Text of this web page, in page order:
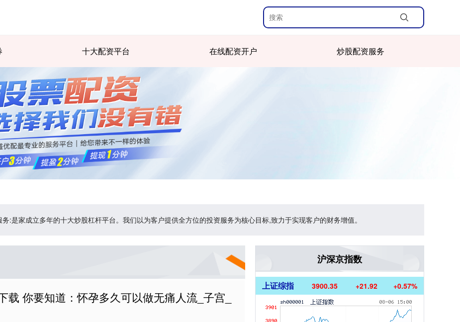
十大配资平台 在线配资开户 炒股配资服务
:是家成立多年的十大炒股杠杆平台。我们以为客户提供全方位的投资服务为核心目标,致力于实现客户的财务增值。
载 你要知道：怀孕多久可以做无痛人流_子宫_
沪深京指数
上证综指 3900.35 +21.92 +0.57%